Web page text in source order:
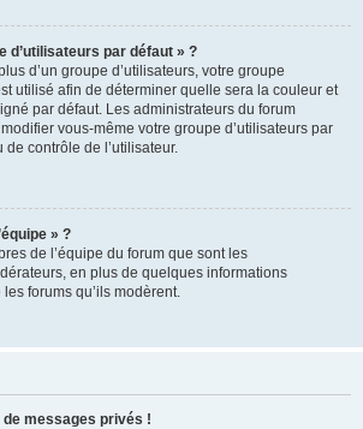
d’utilisateurs par défaut » ?
d’un groupe d’utilisateurs, votre groupe
utilisé afin de déterminer quelle sera la couleur et
par défaut. Les administrateurs du forum
vous-même votre groupe d’utilisateurs par
contrôle de l’utilisateur.
» ?
de l’équipe du forum que sont les
en plus de quelques informations
forums qu’ils modèrent.
messages privés !